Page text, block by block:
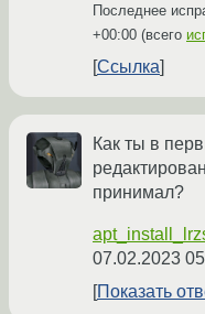
Последнее
+00:00 (всего
Ссылка
Как ты в
принимал?
07.02.2023
Показать